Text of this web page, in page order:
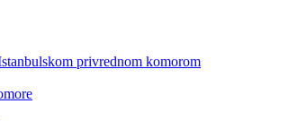
privrednom komorom